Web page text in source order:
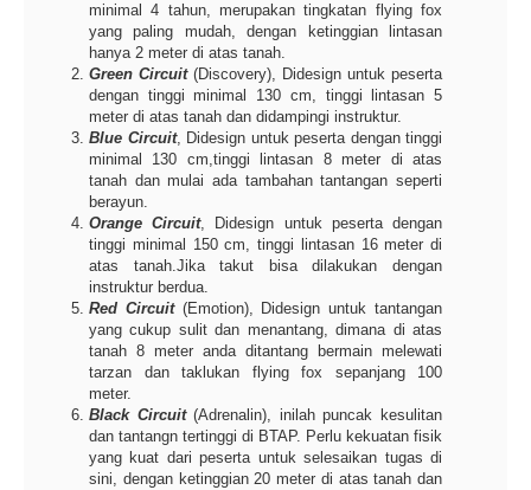
minimal 4 tahun, merupakan tingkatan flying fox
yang paling mudah, dengan ketinggian lintasan
hanya 2 meter di atas tanah.
Green Circuit(Discovery), Didesign untuk peserta
dengan tinggi minimal 130 cm, tinggi lintasan 5
meter di atas tanah dan didampingi instruktur.
Blue Circuit, Didesign untuk peserta dengan tinggi
minimal 130 cm,tinggi lintasan 8 meter di atas
tanah dan mulai ada tambahan tantangan seperti
berayun.
Orange Circuit, Didesign untuk peserta dengan
tinggi minimal 150 cm, tinggi lintasan 16 meter di
atas tanah.Jika takut bisa dilakukan dengan
instruktur berdua.
Red Circuit(Emotion), Didesign untuk tantangan
yang cukup sulit dan menantang, dimana di atas
tanah 8 meter anda ditantang bermain melewati
tarzan dan taklukan flying fox sepanjang 100
meter.
Black Circuit(Adrenalin), inilah puncak kesulitan
dan tantangn tertinggi di BTAP. Perlu kekuatan fisik
yang kuat dari peserta untuk selesaikan tugas di
sini, dengan ketinggian 20 meter di atas tanah dan